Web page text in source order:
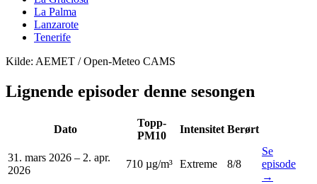
La Palma
Lanzarote
Tenerife
Kilde: AEMET / Open-Meteo CAMS
Lignende episoder denne sesongen
Dato
Topp-
PM10
Intensitet Berørt
31. mars 2026 – 2. apr.
2026
710 µg/m³ Extreme 8/8
Se
episode
→